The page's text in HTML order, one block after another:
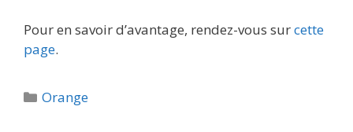
Pour en savoir d’avantage, rendez-vous surcette
page.
Catégories
Orange